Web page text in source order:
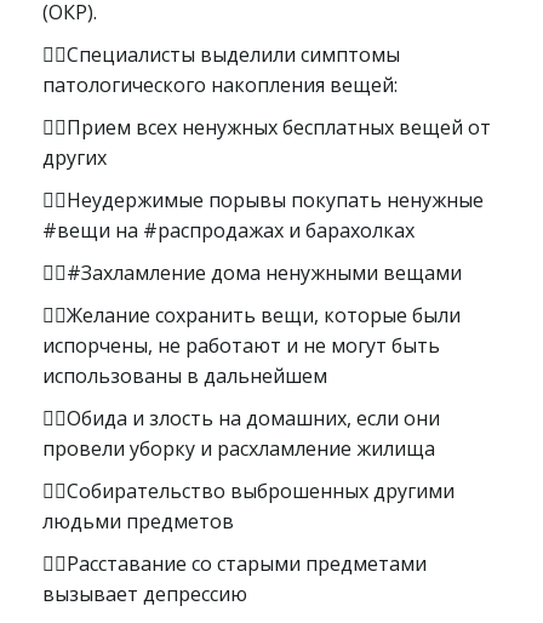
(ОКР).
👨‍⚕Специалисты выделили симптомы
патологического накопления вещей:
👉🏻Прием всех ненужных бесплатных вещей от
других
👉🏻Неудержимые порывы покупать ненужные
#вещи на #распродажах и барахолках
👉🏻#Захламление дома ненужными вещами
👉🏻Желание сохранить вещи, которые были
испорчены, не работают и не могут быть
использованы в дальнейшем
👉🏻Обида и злость на домашних, если они
провели уборку и расхламление жилища
👉🏻Собирательство выброшенных другими
людьми предметов
👉🏻Расставание со старыми предметами
вызывает депрессию